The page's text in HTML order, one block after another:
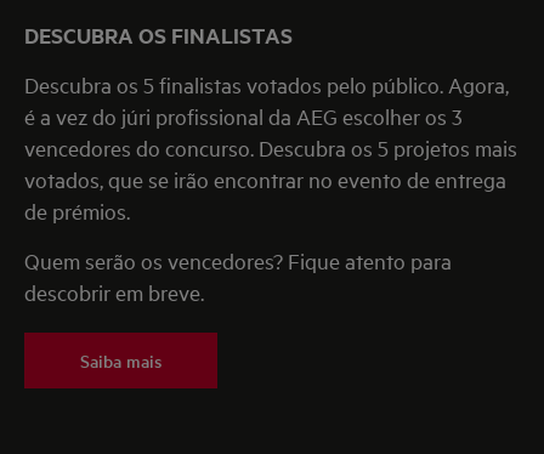
DESCUBRA OS FINALISTAS
Descubra os 5 finalistas votados pelo público. Agora,
é a vez do júri profissional da AEG escolher os 3
vencedores do concurso. Descubra os 5 projetos mais
votados, que se irão encontrar no evento de entrega
de prémios.
Quem serão os vencedores? Fique atento para
descobrir em breve.
Saiba mais